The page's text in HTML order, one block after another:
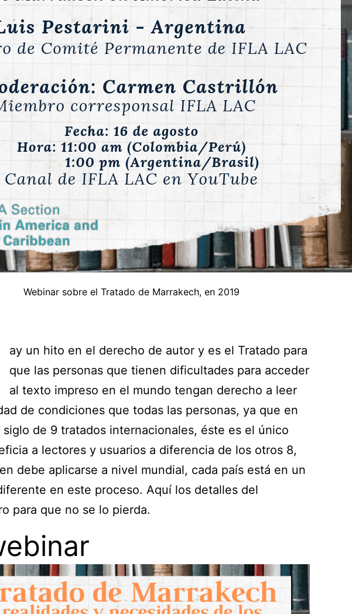
Webinar sobre el Tratado de Marrakech, en 2019
ay un hito en el derecho de autor y es el Tratado para
que las personas que tienen dificultades para acceder
al texto impreso en el mundo tengan derecho a leer
de condiciones que todas las personas, ya que en
de 9 tratados internacionales, éste es el único
a lectores y usuarios a diferencia de los otros 8,
debe aplicarse a nivel mundial, cada país está en un
en este proceso. Aquí los detalles del
para que no se lo pierda.